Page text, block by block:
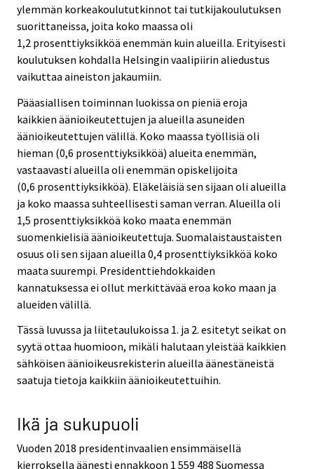
ylemmän korkeakoulututkinnot tai tutkijakoulutuksen
suorittaneissa, joita koko maassa oli
1,2 prosenttiyksikköä enemmän kuin alueilla. Erityisesti
koulutuksen kohdalla Helsingin vaalipiirin aliedustus
vaikuttaa aineiston jakaumiin.
Pääasiallisen toiminnan luokissa on pieniä eroja
kaikkien äänioikeutettujen ja alueilla asuneiden
äänioikeutettujen välillä. Koko maassa työllisiä oli
hieman (0,6 prosenttiyksikköä) alueita enemmän,
vastaavasti alueilla oli enemmän opiskelijoita
(0,6 prosenttiyksikköä). Eläkeläisiä sen sijaan oli alueilla
ja koko maassa suhteellisesti saman verran. Alueilla oli
1,5 prosenttiyksikköä koko maata enemmän
suomenkielisiä äänioikeutettuja. Suomalaistaustaisten
osuus oli sen sijaan alueilla 0,4 prosenttiyksikköä koko
maata suurempi. Presidenttiehdokkaiden
kannatuksessa ei ollut merkittävää eroa koko maan ja
alueiden välillä.
Tässä luvussa ja liitetaulukoissa 1. ja 2. esitetyt seikat on
syytä ottaa huomioon, mikäli halutaan yleistää kaikkien
sähköisen äänioikeusrekisterin alueilla äänestäneistä
saatuja tietoja kaikkiin äänioikeutettuihin.
Ikä ja sukupuoli
Vuoden 2018 presidentinvaalien ensimmäisellä
kierroksella äänesti ennakkoon 1 559 488 Suomessa